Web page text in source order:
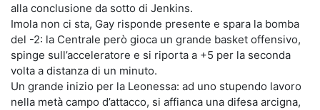
alla conclusione da sotto di Jenkins.
Imola non ci sta, Gay risponde presente e spara la bomba
del -2: la Centrale però gioca un grande basket offensivo,
spinge sull’acceleratore e si riporta a +5 per la seconda
volta a distanza di un minuto.
Un grande inizio per la Leonessa: ad uno stupendo lavoro
nella metà campo d’attacco, si affianca una difesa arcigna,